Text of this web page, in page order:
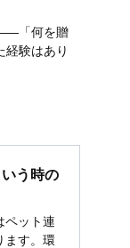
「何を贈
経験はあり
う時の
ペット連
ます。環